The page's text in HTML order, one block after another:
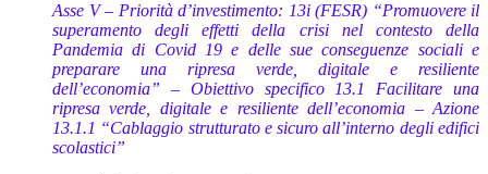
Asse V – Priorità d’investimento: 13i (FESR) “Promuovere il
superamento degli effetti della crisi nel contesto della
Pandemia di Covid 19 e delle sue conseguenze sociali e
preparare una ripresa verde, digitale e resiliente
dell’economia” – Obiettivo specifico 13.1 Facilitare una
ripresa verde, digitale e resiliente dell’economia – Azione
13.1.1 “Cablaggio strutturato e sicuro all’interno degli edifici
scolastici”